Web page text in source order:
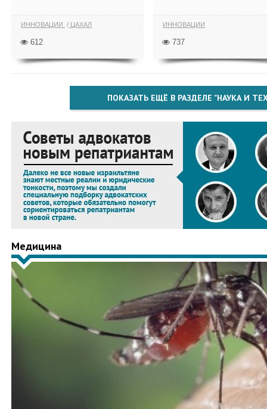
ИННОВАЦИИ ЦАХАЛ
612
ИННОВАЦИИ
737
ПОКАЗАТЬ ЕЩЁ В РАЗДЕЛЕ "НАУКА И
Медицина